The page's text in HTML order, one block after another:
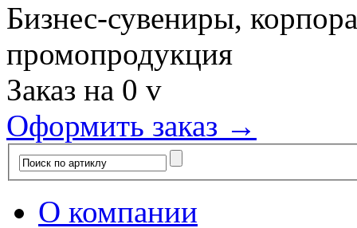
Бизнес-сувениры,
промопродукция
Заказ на 0 v
Оформить заказ →
О компании